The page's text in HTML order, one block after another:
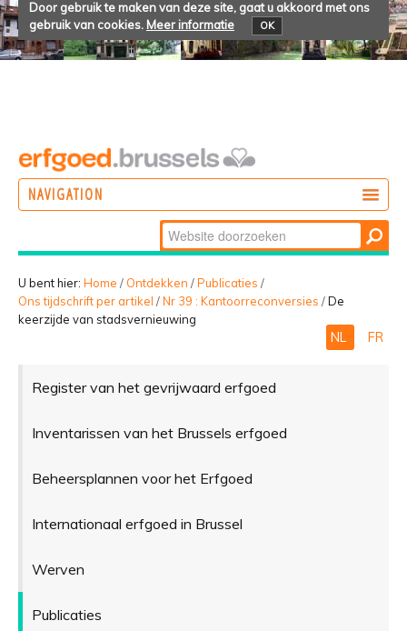
Door gebruik te maken van deze site, gaat u akkoord met ons
gebruik van cookies. Meer informatie OK
NAVIGATION
BELEVEN
Zoek
Geavanceerd
zoeken...
U bent hier: Home / Ontdekken /Publicaties /
Ons tijdschrift per artikel /Nr 39 : Kantoorreconversies /De
keerzijde van stadsvernieuwing
NL FR
Register van het gevrijwaard erfgoed
Inventarissen van het Brussels erfgoed
Beheersplannen voor het Erfgoed
Internationaal erfgoed in Brussel
Werven
Publicaties